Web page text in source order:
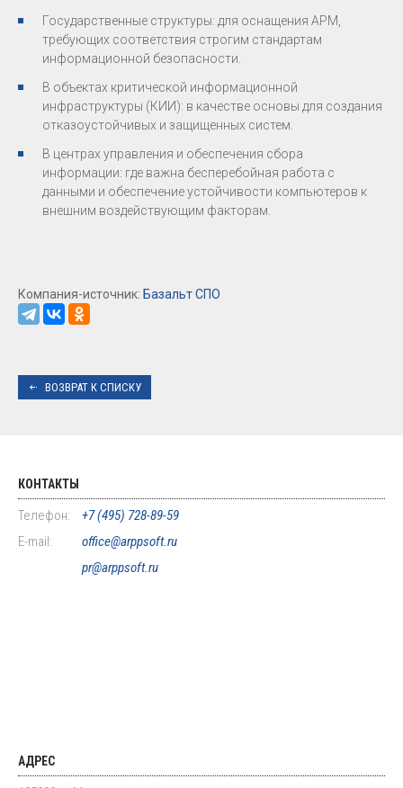
Государственные структуры: для оснащения АРМ,
требующих соответствия строгим стандартам
информационной безопасности.
В объектах критической информационной
инфраструктуры (КИИ): в качестве основы для создания
отказоустойчивых и защищенных систем.
В центрах управления и обеспечения сбора
информации: где важна бесперебойная работа с
данными и обеспечение устойчивости компьютеров к
внешним воздействующим факторам.
Компания-источник: Базальт СПО
ВОЗВРАТ К СПИСКУ
КОНТАКТЫ
Телефон:
+7 (495) 728-89-59
E-mail:
office@arppsoft.ru
pr@arppsoft.ru
АДРЕС